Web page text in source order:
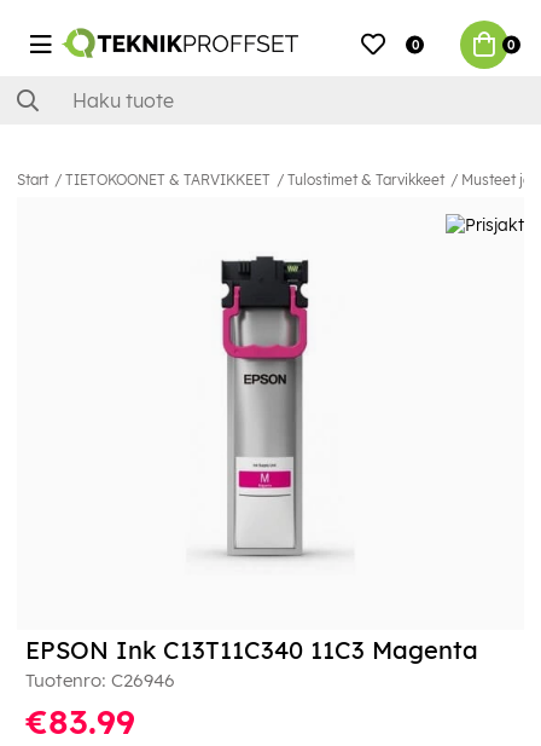
0 0
Start TIETOKOONET & TARVIKKEET Tulostimet & Tarvikkeet Musteet ja
EPSON Ink C13T11C340 11C3 Magenta
Tuotenro: C26946
€83.99